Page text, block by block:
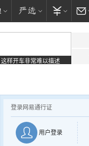
这样开车非常难以描述
登录网易通行证
用户登录